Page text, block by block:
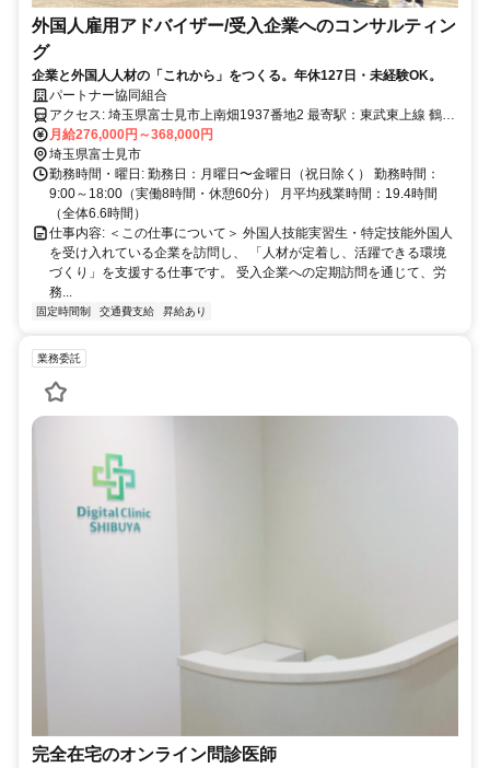
外国人雇用アドバイザー/受入企業へのコンサルティン
グ
企業と外国人人材の「これから」をつくる。年休127日・未経験OK。
パートナー協同組合
アクセス: 埼玉県富士見市上南畑1937番地2 最寄駅：東武東上線 鶴瀬
駅（自転車15分） マイカー通勤可
月給276,000円～368,000円
埼玉県富士見市
勤務時間・曜日: 勤務日：月曜日〜金曜日（祝日除く） 勤務時間：
9:00～18:00（実働8時間・休憩60分） 月平均残業時間：19.4時間
（全体6.6時間）
仕事内容: ＜この仕事について＞ 外国人技能実習生・特定技能外国人
を受け入れている企業を訪問し、 「人材が定着し、活躍できる環境
づくり」を支援する仕事です。 受入企業への定期訪問を通じて、労
務...
固定時間制 交通費支給 昇給あり
業務委託
完全在宅のオンライン問診医師